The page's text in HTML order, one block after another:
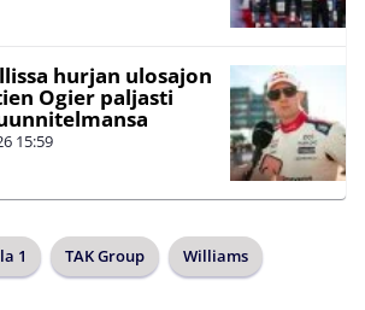
hurjan ulosajon
Ogier paljasti
15:59
1 TAK Group Williams